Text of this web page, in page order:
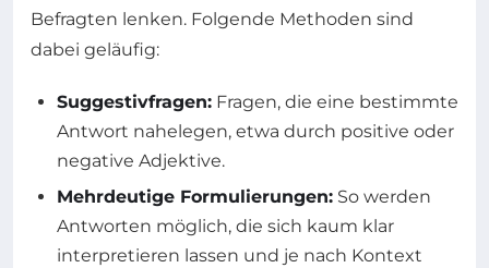
Befragten lenken. Folgende Methoden sind
dabei geläufig:
Suggestivfragen: Fragen, die eine bestimmte
Antwort nahelegen, etwa durch positive oder
negative Adjektive.
Mehrdeutige Formulierungen: So werden
Antworten möglich, die sich kaum klar
interpretieren lassen und je nach Kontext